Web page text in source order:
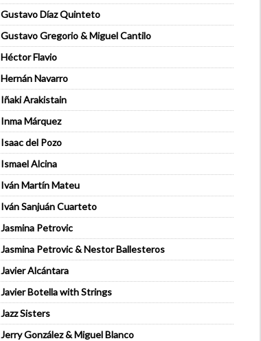
Gustavo Díaz Quinteto
Gustavo Gregorio & Miguel Cantilo
Héctor Flavio
Hernán Navarro
Iñaki Arakistain
Inma Márquez
Isaac del Pozo
Ismael Alcina
Iván Martín Mateu
Iván Sanjuán Cuarteto
Jasmina Petrovic
Jasmina Petrovic & Nestor Ballesteros
Javier Alcántara
Javier Botella with Strings
Jazz Sisters
Jerry González & Miguel Blanco